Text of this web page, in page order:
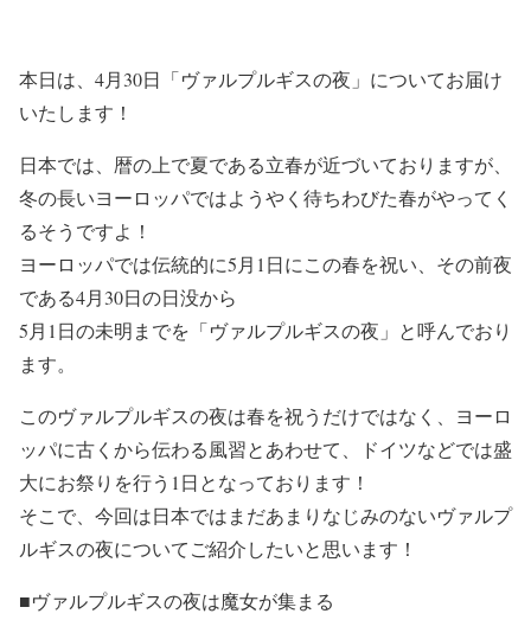
本日は、4月30日「ヴァルプルギスの夜」についてお届け
いたします！
日本では、暦の上で夏である立春が近づいておりますが、
冬の長いヨーロッパではようやく待ちわびた春がやってく
るそうですよ！
ヨーロッパでは伝統的に5月1日にこの春を祝い、その前夜
である4月30日の日没から
5月1日の未明までを「ヴァルプルギスの夜」と呼んでおり
ます。
このヴァルプルギスの夜は春を祝うだけではなく、ヨーロ
ッパに古くから伝わる風習とあわせて、ドイツなどでは盛
大にお祭りを行う1日となっております！
そこで、今回は日本ではまだあまりなじみのないヴァルプ
ルギスの夜についてご紹介したいと思います！
■ヴァルプルギスの夜は魔女が集まる